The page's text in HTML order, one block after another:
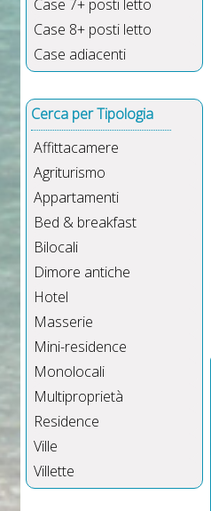
Case 7+ posti letto
Case 8+ posti letto
Case adiacenti
Cerca per Tipologia
Affittacamere
Agriturismo
Appartamenti
Bed & breakfast
Bilocali
Dimore antiche
Hotel
Masserie
Mini-residence
Monolocali
Multiproprietà
Residence
Ville
Villette